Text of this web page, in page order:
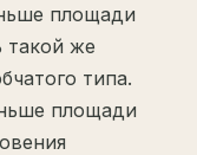
площади
такой же
типа.
площади